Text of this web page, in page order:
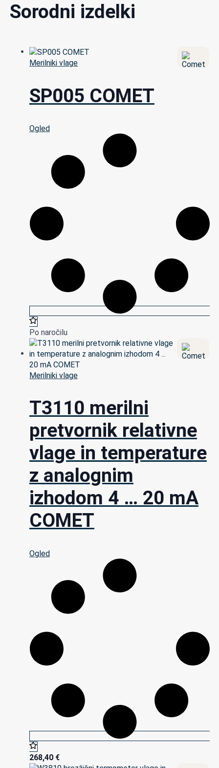
Sorodni izdelki
Merilniki vlage
SP005 COMET
Ogled
Po naročilu
Merilniki vlage
T3110 merilni
pretvornik relativne
vlage in temperature
z analognim
izhodom 4 … 20 mA
COMET
Ogled
268,40 €